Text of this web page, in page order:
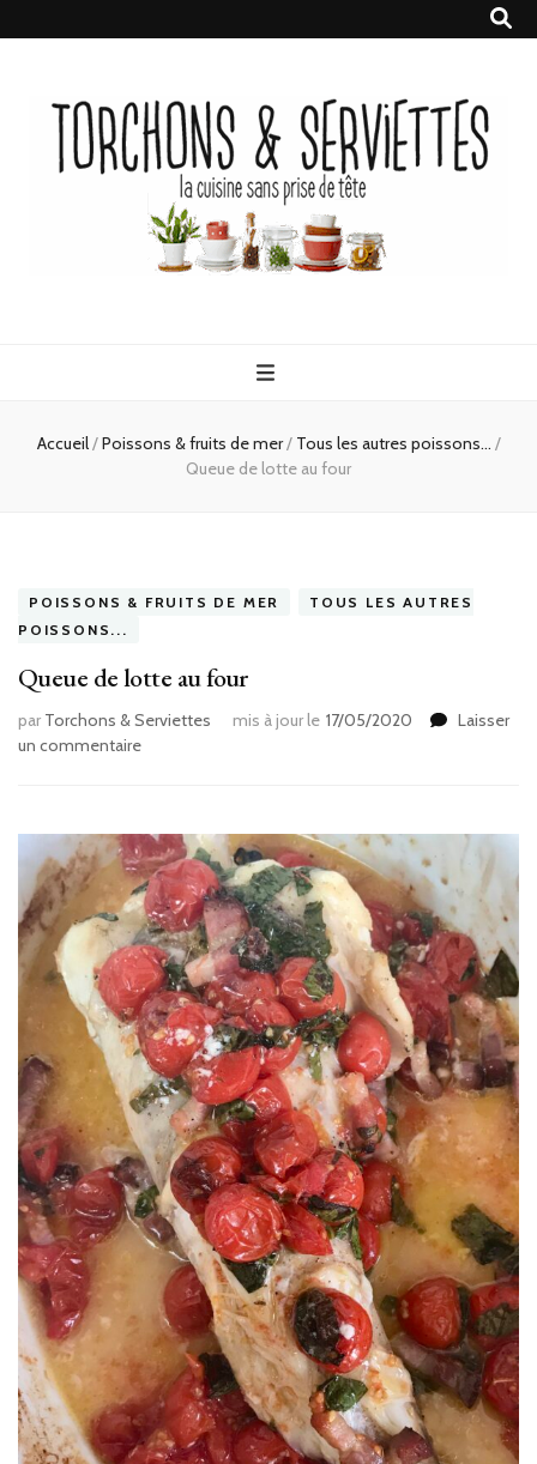
Serviettes
Accueil/Poissons & fruits de mer/ Tous les autres poissons... /
Queue de lotte au four
POISSONS & FRUITS DE MER
TOUS LES AUTRES
POISSONS...
Queue de lotte au four
par Torchons & Serviettes mis à jour le 17/05/2020
Laisser
un commentairesur
au
four